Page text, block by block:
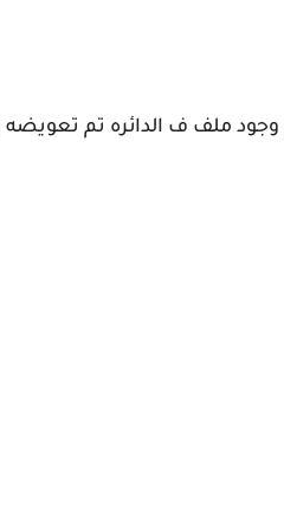
وجود ملف ف الدائره تم